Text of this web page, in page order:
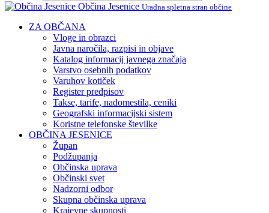
Občina Jesenice Uradna spletna stran občine
ZA OBČANA
Vloge in obrazci
Javna naročila, razpisi in objave
Katalog informacij javnega značaja
Varstvo osebnih podatkov
Varuhov kotiček
Register predpisov
Takse, tarife, nadomestila, ceniki
Geografski informacijski sistem
Koristne telefonske številke
OBČINA JESENICE
Župan
Podžupanja
Občinska uprava
Občinski svet
Nadzorni odbor
Skupna občinska uprava
Krajevne skupnosti